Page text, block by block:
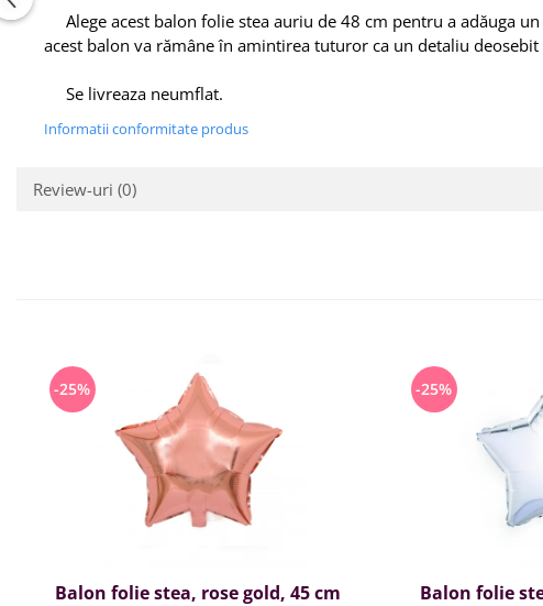
Alege acest balon folie stea auriu de 48 cm pentru a adăuga
acest balon va rămâne în amintirea tuturor ca un detaliu
Se livreaza neumflat.
Informatii conformitate produs
Review-uri (0)
-25%
Balon folie stea, rose gold, 45 cm
-25%
Balon folie